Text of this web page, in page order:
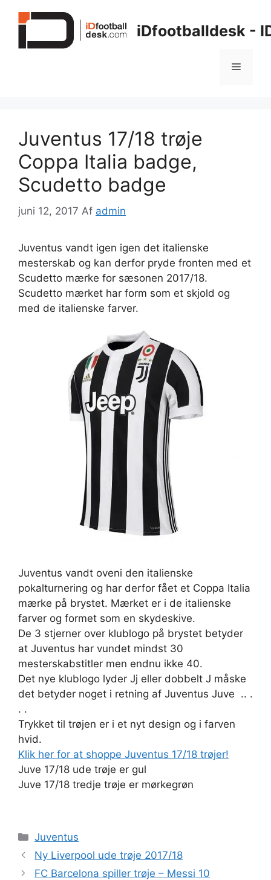
iDfootballdesk -
Menu
Juventus 17/18 trøje
Coppa Italia badge,
Scudetto badge
juni 12, 2017 Af admin
Juventus vandt igen igen det italienske
mesterskab og kan derfor pryde fronten med et
Scudetto mærke for sæsonen 2017/18.
Scudetto mærket har form som et skjold og
med de italienske farver.
Juventus vandt oveni den italienske
pokalturnering og har derfor fået et Coppa Italia
mærke på brystet. Mærket er i de italienske
farver og formet som en skydeskive.
De 3 stjerner over klublogo på brystet betyder
at Juventus har vundet mindst 30
mesterskabstitler men endnu ikke 40.
Det nye klublogo lyder Jj eller dobbelt J måske
det betyder noget i retning af Juventus Juve .. .
. .
Trykket til trøjen er i et nyt design og i farven
hvid.
Klik her for at shoppe Juventus 17/18 trøjer!
Juve 17/18 ude trøje er gul
Juve 17/18 tredje trøje er mørkegrøn
Kategorier
Juventus
Ny Liverpool ude trøje 2017/18
FC Barcelona spiller trøje – Messi 10